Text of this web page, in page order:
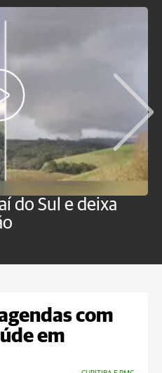
do Sul e deixa
com
em